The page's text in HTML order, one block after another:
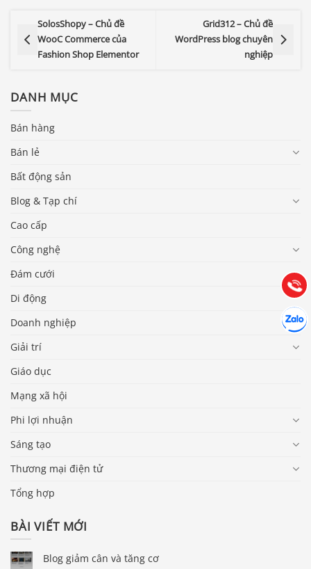
SolosShopy – Chủ đề
WooC Commerce của
Fashion Shop Elementor
Grid312 – Chủ đề
WordPress blog chuyên
nghiệp
DANH MỤC
Bán hàng
Bán lẻ
Bất động sản
Blog & Tạp chí
Cao cấp
Công nghệ
Đám cưới
Di động
Doanh nghiệp
Giải trí
Giáo dục
Mạng xã hội
Phi lợi nhuận
Sáng tạo
Thương mại điện tử
Tổng hợp
BÀI VIẾT MỚI
Blog giảm cân và tăng cơ
Gọi
Hướng dẫn & Hỗ trợ:
(028) 22.166.144
Chát